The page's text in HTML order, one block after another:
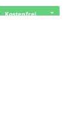
Kostenfrei